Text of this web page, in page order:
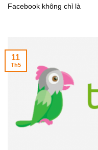
Facebook không chỉ là
11
Th5